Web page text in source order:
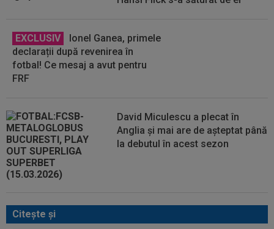
EXCLUSIV
Ionel Ganea, primele
declarații după revenirea în
fotbal! Ce mesaj a avut pentru
FRF
David Miculescu a plecat în
Anglia și mai are de așteptat până
la debutul în acest sezon
Citeşte şi